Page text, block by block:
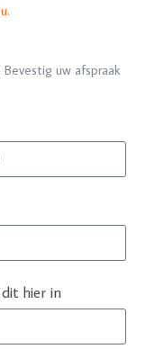
u.
uw afspraak
hier in